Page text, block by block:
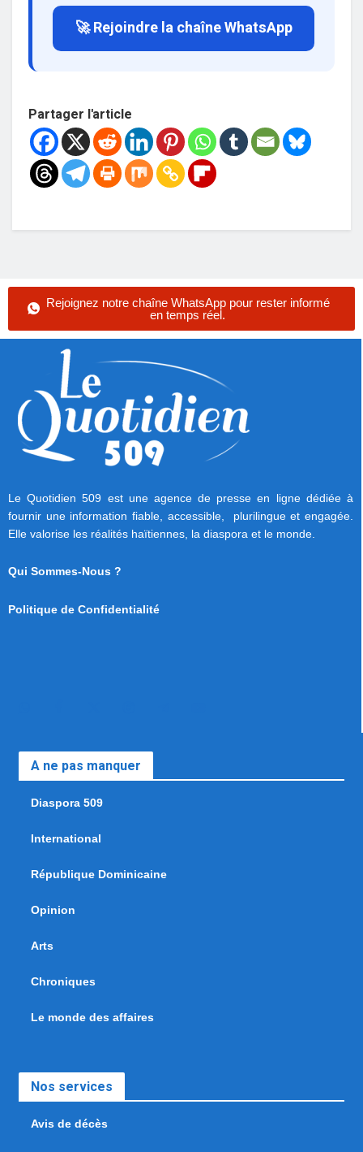
🚀 Rejoindre la chaîne WhatsApp
Partager l'article
Rejoignez notre chaîne WhatsApp pour rester informé
en temps réel.
Le Quotidien 509 est une agence de presse en ligne dédiée à
fournir une information fiable, accessible, plurilingue et engagée.
Elle valorise les réalités haïtiennes, la diaspora et le monde.
Qui Sommes-Nous ?
Politique de Confidentialité
A ne pas manquer
Diaspora 509
International
République Dominicaine
Opinion
Arts
Chroniques
Le monde des affaires
Nos services
Avis de décès